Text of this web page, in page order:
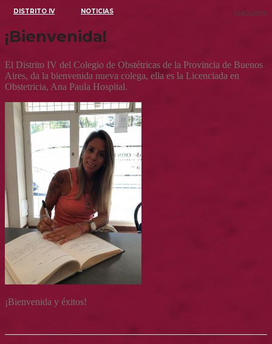
DISTRITO IV NOTICIAS 13/02/2019
¡Bienvenida!
El Distrito IV del Colegio de Obstétricas de la Provincia de Buenos
Aires, da la bienvenida nueva colega, ella es la Licenciada en
Obstetricia, Ana Paula Hospital.
¡Bienvenida y éxitos!